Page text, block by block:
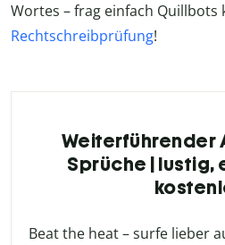
Wortes – frag einfach Quillbots
Rechtschreibprüfung!
Weiterführender
Sprüche | lustig,
Beat the heat – surfe lieber